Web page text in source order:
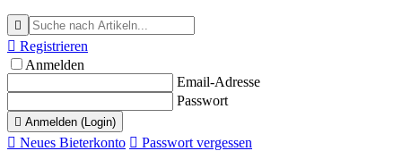

 Registrieren
Anmelden
Email-Adresse
Passwort
 Anmelden (Login)
 Neues Bieterkonto  Passwort vergessen